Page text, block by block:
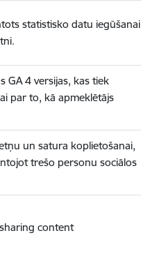
statistisko datu iegūšanai
GA 4 versijas, kas tiek
par to, kā apmeklētājs
un satura koplietošanai,
trešo personu sociālos
content